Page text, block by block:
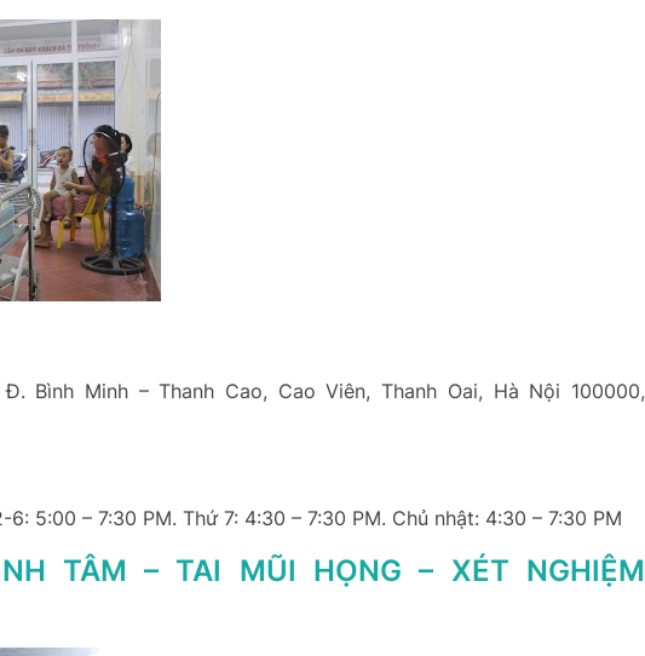
Bình Minh – Thanh Cao, Cao Viên, Thanh Oai, Hà Nội 100000,
5:00 – 7:30 PM. Thứ 7: 4:30 – 7:30 PM. Chủ nhật: 4:30 – 7:30 PM
TÂM – TAI MŨI HỌNG – XÉT NGHIỆM